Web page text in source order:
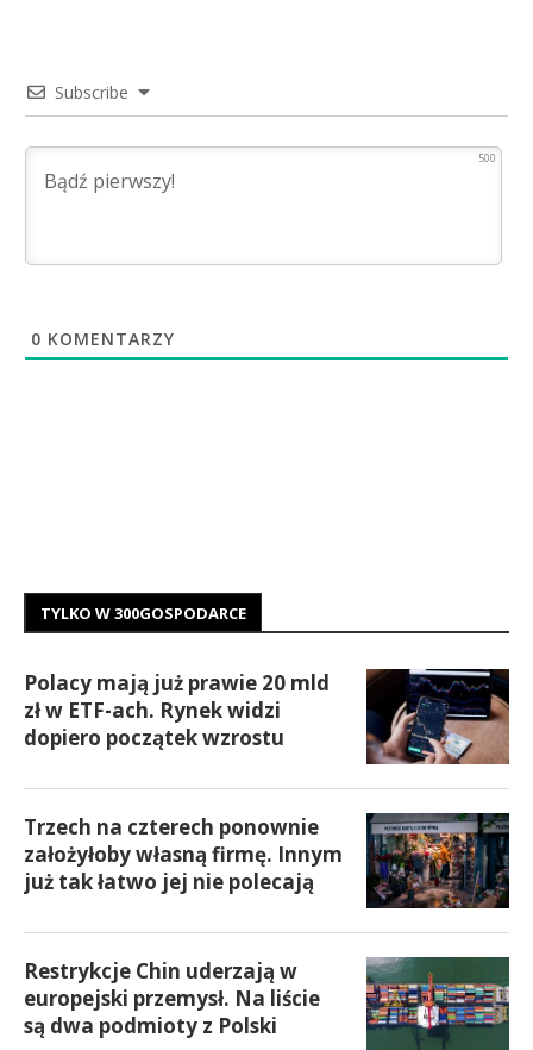
Subscribe
500
0 KOMENTARZY
TYLKO W 300GOSPODARCE
Polacy mają już prawie 20 mld
zł w ETF-ach. Rynek widzi
dopiero początek wzrostu
Trzech na czterech ponownie
założyłoby własną firmę. Innym
już tak łatwo jej nie polecają
Restrykcje Chin uderzają w
europejski przemysł. Na liście
są dwa podmioty z Polski